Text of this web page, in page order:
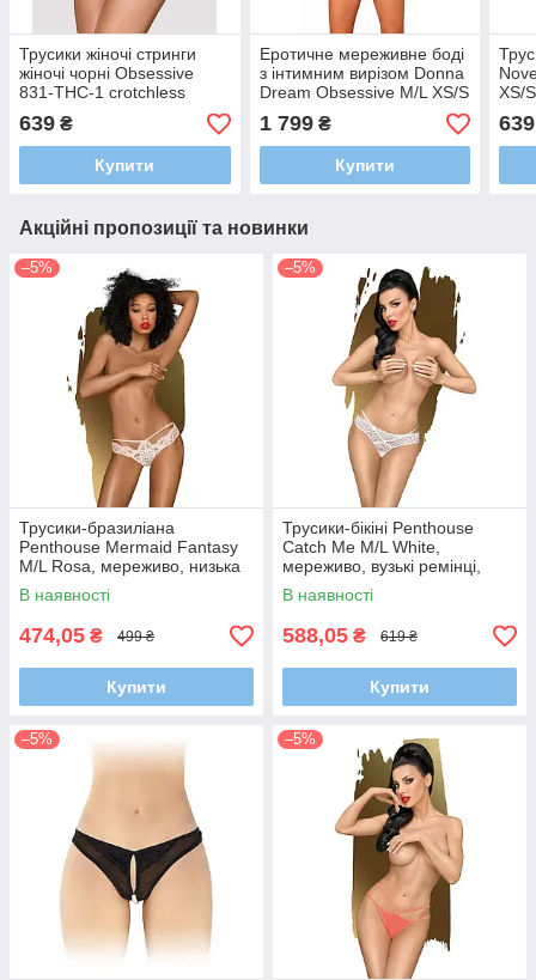
Трусики жіночі стринги
жіночі чорні Obsessive
831-THC-1 crotchless
thong S/M
639 ₴
Купити
Еротичне мереживне боді
з інтимним вирізом Donna
Dream Obsessive M/L XS/S
1 799₴
Купити
XS/S
639
Акційні пропозиції та новинки
–5%
Трусики-бразиліана
Penthouse Mermaid Fantasy
M/L Rosa, мереживо, низька
посадка, ремінці, бантики
В наявності
474,05 ₴ 499 ₴
Купити
–5%
Трусики-бікіні Penthouse
Catch Me M/L White,
мереживо, вузькі ремінці,
вирізи на сідницях, бантик
В наявності
588,05 ₴ 619 ₴
Купити
–5% –5%